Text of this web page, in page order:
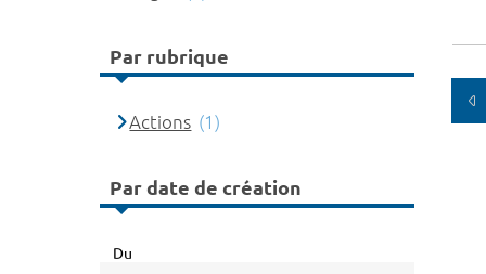
Par rubrique
Actions (1)
Par date de création
Du